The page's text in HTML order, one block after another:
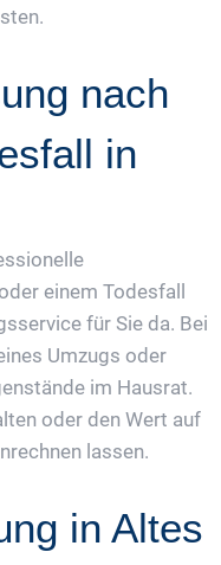
nach
in
einem Todesfall
für Sie da. Bei
Umzugs oder
im Hausrat.
oder den Wert auf
lassen.
in Altes